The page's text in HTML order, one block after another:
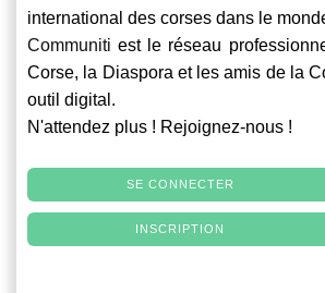
international des corses dans le
Communiti est le réseau
Corse, la Diaspora et les amis de la
outil digital.
N'attendez plus ! Rejoignez-nous !
SE CONNECTER
INSCRIPTION